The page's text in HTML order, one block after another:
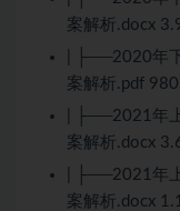
案解析.docx
| ├──2020年
案解析.pdf
| ├──2021年
案解析.docx
| ├──2021年
案解析.docx